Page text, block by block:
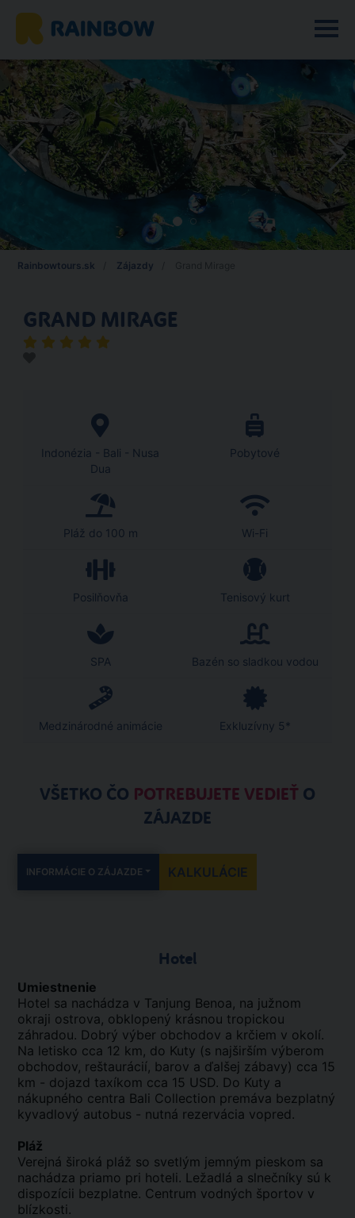
Rainbowtours.sk Zájazdy
GRAND MIRAGE
Indonézia - Bali - Nusa
Dua
Pobytové
Pláž do 100 m Wi-Fi
Posilňovňa Tenisový kurt
SPA Bazén so sladkou vodou
Medzinárodné animácie Exkluzívny 5*
VŠETKO ČO POTREBUJETE VEDIEŤ O
ZÁJAZDE
INFORMÁCIE O ZÁJAZDE KALKULÁCIE
Hotel
Umiestnenie
Hotel sa nachádza v Tanjung Benoa, na južnom
okraji ostrova, obklopený krásnou tropickou
záhradou. Dobrý výber obchodov a krčiem v okolí.
Na letisko cca 12 km, do Kuty (s najširším výberom
obchodov, reštaurácií, barov a ďalšej zábavy) cca 15
km - dojazd taxíkom cca 15 USD. Do Kuty a
nákupného centra Bali Collection premáva bezplatný
kyvadlový autobus - nutná rezervácia vopred.
Pláž
Verejná široká pláž so svetlým jemným pieskom sa
nachádza priamo pri hoteli. Ležadlá a slnečníky sú k
dispozícii bezplatne. Centrum vodných športov v
blízkosti.